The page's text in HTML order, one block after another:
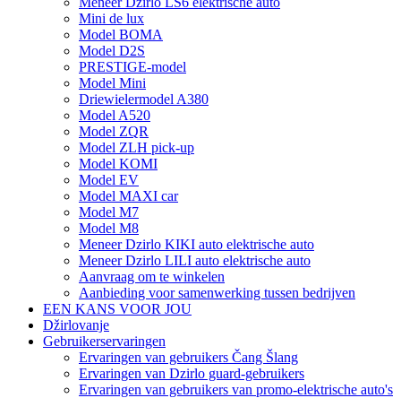
Mini de lux
Model BOMA
Model D2S
PRESTIGE-model
Model Mini
Driewielermodel A380
Model A520
Model ZQR
Model ZLH pick-up
Model KOMI
Model EV
Model MAXI car
Model M7
Model M8
Meneer Dzirlo KIKI auto elektrische auto
Meneer Dzirlo LILI auto elektrische auto
Aanvraag om te winkelen
Aanbieding voor samenwerking tussen bedrijven
EEN KANS VOOR JOU
Džirlovanje
Gebruikerservaringen
Ervaringen van gebruikers Čang Šlang
Ervaringen van Dzirlo guard-gebruikers
Ervaringen van gebruikers van promo-elektrische auto's